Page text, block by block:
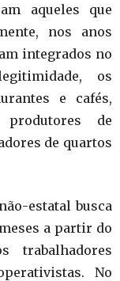
aqueles que
nos anos
integrados no
os
e cafés,
produtores de
de quartos
estatal busca
a partir do
trabalhadores
No